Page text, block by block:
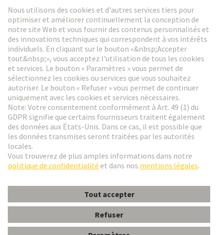
Aller à l'inscription
Social Media
France Français
© HARTING Technology Group
ContactPolitique de confidentialité